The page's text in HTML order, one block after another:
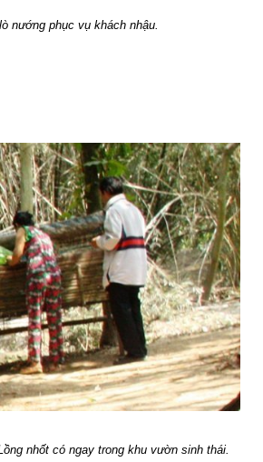
nướng phục vụ khách nhậu.
nhốt có ngay trong khu vườn sinh thái.